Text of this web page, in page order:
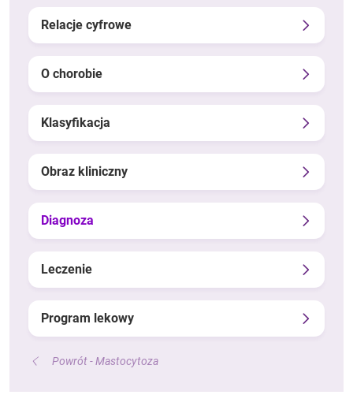
Relacje cyfrowe
O chorobie
Klasyfikacja
Obraz kliniczny
Diagnoza
Leczenie
Program lekowy
Powrót - Mastocytoza